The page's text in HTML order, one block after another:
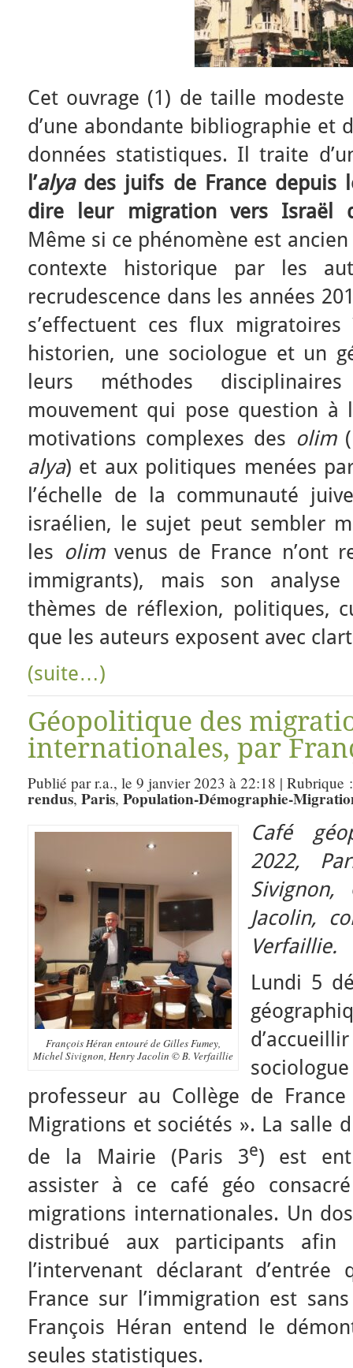
Cet ouvrage (1) de taille
d’une abondante bibliographie et
données statistiques. Il traite
l’alyades juifs de France depuis
dire leur migration vers Israël
Même si ce phénomène est
contexte historique par les
recrudescence dans les années
s’effectuent ces flux
historien, une sociologue et un
leurs méthodes
mouvement qui pose question à
motivations complexes des olim
alya) et aux politiques menées
l’échelle de la communauté
israélien, le sujet peut sembler
les olimvenus de France n’ont
immigrants), mais son
thèmes de réflexion, politiques,
que les auteurs exposent avec
(suite…)
Géopolitique des
internationales, par
Publié par r.a., le 9 janvier 2023 à 22:18 | Rubrique
rendus, Paris, Population-Démographie-
François Héran entouré de Gilles Fumey,
Michel Sivignon, Henry Jacolin © B. Verfaillie
Café
2022,
Sivignon,
Jacolin,
Verfaillie.
Lundi 5
professeur au Collège de
Migrations et sociétés ». La salle
de la Mairie (Paris 3e) est
assister à ce café géo
migrations internationales. Un
distribué aux participants afin
l’intervenant déclarant
France sur l’immigration est
François Héran entend le
seules statistiques.